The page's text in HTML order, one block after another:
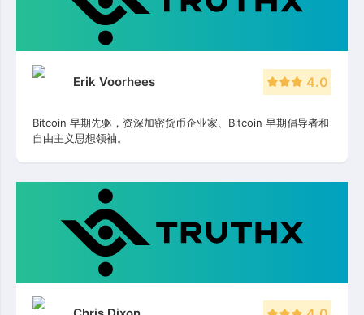
Erik Voorhees 4.0
Bitcoin 早期先驱，资深加密货币企业家、Bitcoin 早期倡导者和
自由主义思想领袖。